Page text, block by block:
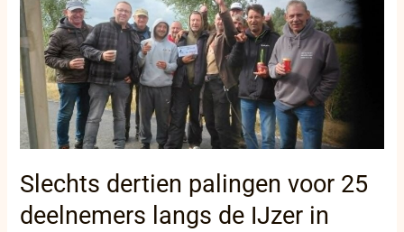
Slechts dertien palingen voor 25
deelnemers langs de IJzer in
voor
25
deelnemers
langs
de
IJzer
in
Diksmuide